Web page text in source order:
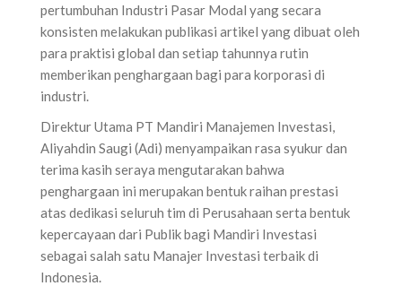
pertumbuhan Industri Pasar Modal yang secara
konsisten melakukan publikasi artikel yang dibuat oleh
para praktisi global dan setiap tahunnya rutin
memberikan penghargaan bagi para korporasi di
industri.
Direktur Utama PT Mandiri Manajemen Investasi,
Aliyahdin Saugi (Adi) menyampaikan rasa syukur dan
terima kasih seraya mengutarakan bahwa
penghargaan ini merupakan bentuk raihan prestasi
atas dedikasi seluruh tim di Perusahaan serta bentuk
kepercayaan dari Publik bagi Mandiri Investasi
sebagai salah satu Manajer Investasi terbaik di
Indonesia.